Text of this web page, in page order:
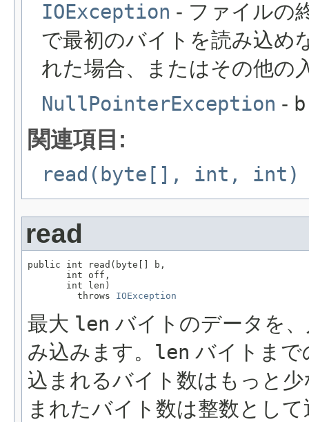
IOException - ファイルの
で最初のバイトを読み込め
れた場合、またはその他の
NullPointerException - b
関連項目:
read(byte[], int, int)
read
public int read(byte[] b,
       int off,
       int len)
         throws
IOException
最大 len バイトのデータを
み込みます。 len バイトまで
込まれるバイト数はもっと
まれたバイト数は整数とし